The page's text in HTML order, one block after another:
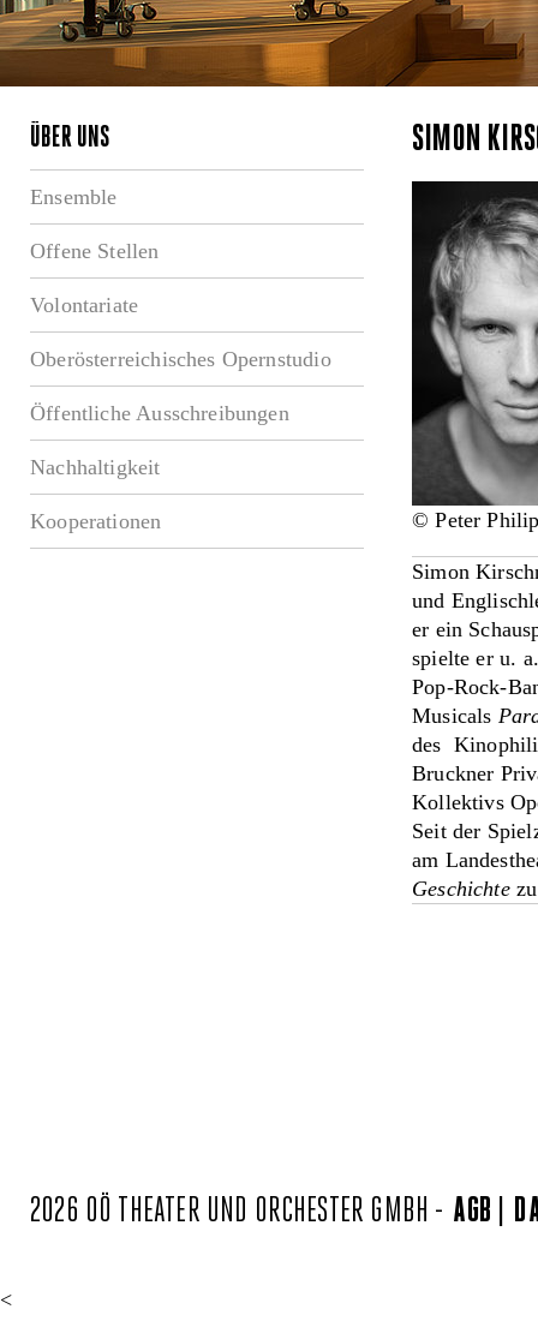
ÜBER UNS
Ensemble
Offene Stellen
Volontariate
Oberösterreichisches Opernstudio
Öffentliche Ausschreibungen
Nachhaltigkeit
Kooperationen
SIMON
© Peter
Simon
und
er ein
spielte er u.
Pop-Rock-
Musicals
des
Bruckner
Kollektivs
Seit der
am
Geschichtezu
2026 OÖ THEATER UND ORCHESTER GMBH - AGB
<